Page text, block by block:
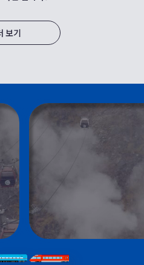
로 로그인하여 티켓을 구매했
인]을 선택해 Gmail 주소를 입력하여
으로 로그인하여 티켓을 구매한 경
그인]을 선택하여 Facebook 계정과
하고 로그인한 경우에도 마찬가지로
그 반대도 동일).
해 주십시오. 자동 발매기 위쪽에 표
(하코네유모토역)까지의 운임을 확인
해당 운임을 탭한후 표시된 금액을
보기